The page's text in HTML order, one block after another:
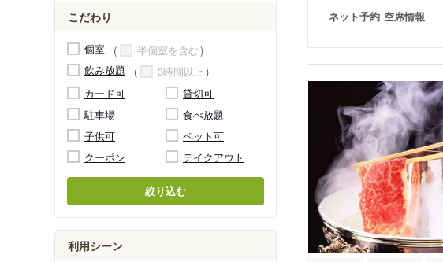
こだわり
個室
半個室を含む
飲み放題
3時間以上
カード可
貸切可
駐車場
食べ放題
子供可
ペット可
クーポン
テイクアウト
絞り込む
利用シーン
ネット予約 空席情報